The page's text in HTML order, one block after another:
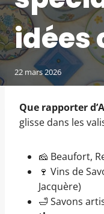
idées
22 mars 2026
Que rapporter
glisse dans les
🧀 Beaufort,
🍷 Vins de
Jacquère)
🛁 Savons